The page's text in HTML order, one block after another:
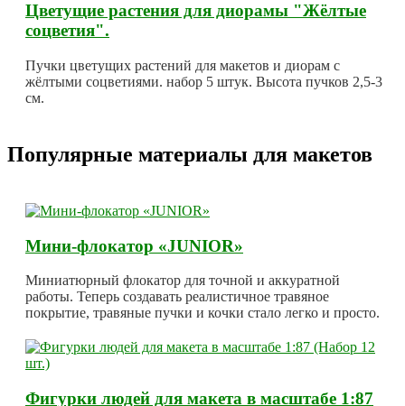
Цветущие растения для диорамы "Жёлтые
соцветия".
Пучки цветущих растений для макетов и диорам с
жёлтыми соцветиями. набор 5 штук. Высота пучков 2,5-3
см.
Популярные материалы для макетов
Мини-флокатор «JUNIOR»
Миниатюрный флокатор для точной и аккуратной
работы. Теперь создавать реалистичное травяное
покрытие, травяные пучки и кочки стало легко и просто.
Фигурки людей для макета в масштабе 1:87